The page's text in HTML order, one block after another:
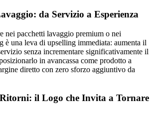
da Servizio a Esperienza
nei pacchetti lavaggio premium o nei
è una leva di upselling immediata: aumenta il
senza incrementare significativamente il
in avancassa come prodotto a
diretto con zero sforzo aggiuntivo da
Ritorni: il Logo che Invita a Tornare